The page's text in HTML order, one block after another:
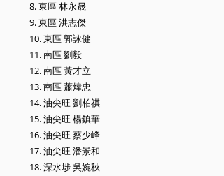
8. 東區 林永晟
9. 東區 洪志傑
10. 東區 郭詠健
11. 南區 劉毅
12. 南區 黃才立
13. 南區 蕭煒忠
14. 油尖旺 劉柏祺
15. 油尖旺 楊鎮華
16. 油尖旺 蔡少峰
17. 油尖旺 潘景和
18. 深水埗 吳婉秋